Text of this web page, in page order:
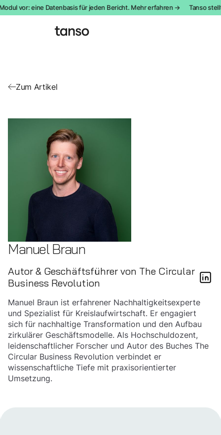
vor: eine Datenbasis für jeden Bericht. Mehr erfahren → Tanso
Zum Artikel
Manuel Braun
Autor & Geschäftsführer von The Circular
Business Revolution
Manuel Braun ist erfahrener Nachhaltigkeitsexperte
und Spezialist für Kreislaufwirtschaft. Er engagiert
sich für nachhaltige Transformation und den Aufbau
zirkulärer Geschäftsmodelle. Als Hochschuldozent,
leidenschaftlicher Forscher und Autor des Buches The
Circular Business Revolution verbindet er
wissenschaftliche Tiefe mit praxisorientierter
Umsetzung.